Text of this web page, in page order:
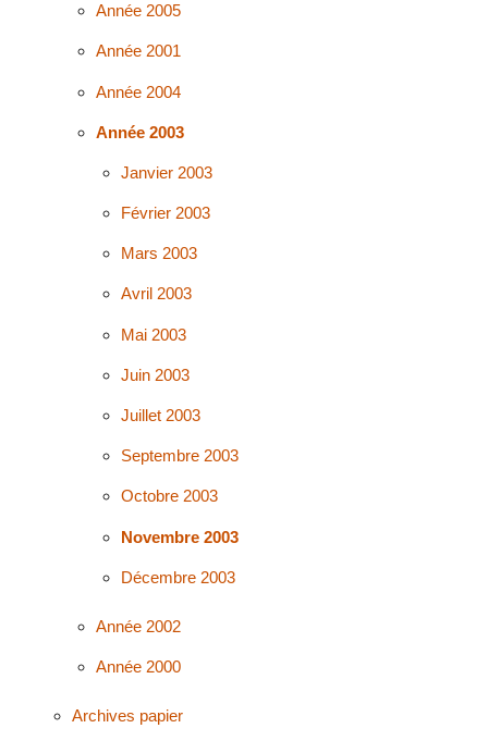
Année 2005
Année 2001
Année 2004
Année 2003
Janvier 2003
Février 2003
Mars 2003
Avril 2003
Mai 2003
Juin 2003
Juillet 2003
Septembre 2003
Octobre 2003
Novembre 2003
Décembre 2003
Année 2002
Année 2000
Archives papier